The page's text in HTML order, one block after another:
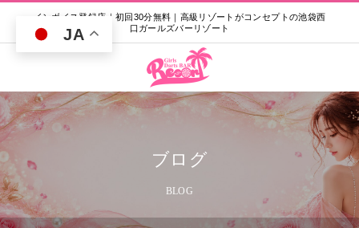
インボイス登録店｜初回30分無料｜高級リゾートがコンセプトの池袋西
口ガールズバーリゾート
ブログ
BLOG
JA